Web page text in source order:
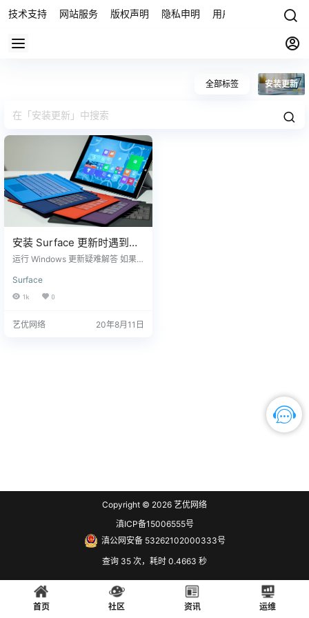
技术支持 网站服务 版权声明 隐私申明 用户协议 联系我们
全部标签 安装更新
安装 Surface 更新时遇到问
题？
运行 Windows 更新疑难解答 如果
运行Windows 更新自动疑难解答，
这可以解决一些常见的更新问题。
更新时看到 Windows 更新错误 800
Surface
1k 0
艺优网络 20年8月11日
Copyright © 2026 艺优网络
滇ICP备15006555号
滇公网安备 53262102000333号
查询 35 次，耗时 0.4663 秒
首页 社区 资讯 运维